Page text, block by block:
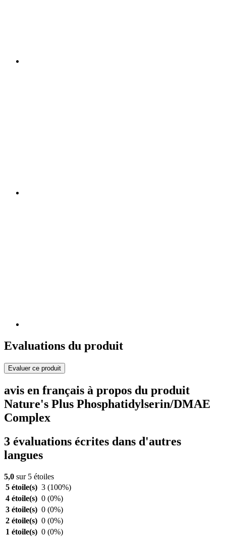
Evaluations du produit
Evaluer ce produit
avis en français à propos du produit
Nature's Plus Phosphatidylserin/DMAE
Complex
3 évaluations écrites dans d'autres
langues
5,0 sur 5 étoiles
5 étoile(s) 3 (100%)
4 étoile(s) 0 (0%)
3 étoile(s) 0 (0%)
2 étoile(s) 0 (0%)
1 étoile(s) 0 (0%)